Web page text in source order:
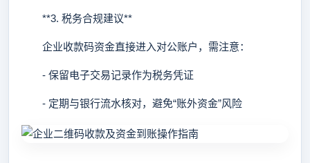
**3. 税务合规建议**
企业收款码资金直接进入对公账户，需注意：
- 保留电子交易记录作为税务凭证
- 定期与银行流水核对，避免“账外资金”风险